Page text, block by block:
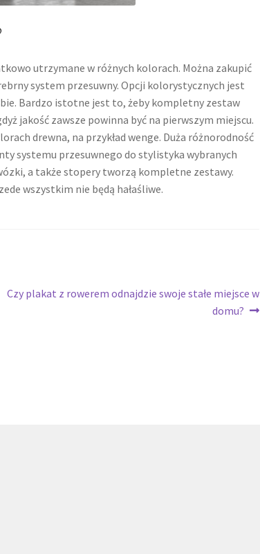
utrzymane w różnych kolorach. Można zakupić
system przesuwny. Opcji kolorystycznych jest
Bardzo istotne jest to, żeby kompletny zestaw
jakość zawsze powinna być na pierwszym miejscu.
drewna, na przykład wenge. Duża różnorodność
systemu przesuwnego do stylistyka wybranych
a także stopery tworzą kompletne zestawy.
wszystkim nie będą hałaśliwe.
Następny
Czy plakat z rowerem odnajdzie swoje stałe miejsce w
domu?